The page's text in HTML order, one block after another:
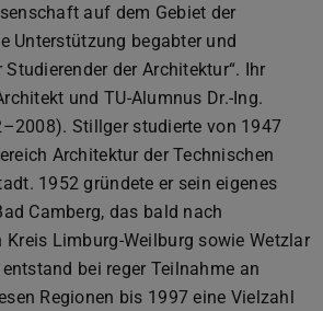
auf dem Gebiet der
Unterstützung begabter und
der Architektur“. Ihr
und TU-Alumnus Dr.-Ing.
Stillger studierte von 1947
Architektur der Technischen
1952 gründete er sein eigenes
Camberg, das bald nach
Kreis Limburg-Weilburg sowie Wetzlar
bei reger Teilnahme an
Regionen bis 1997 eine Vielzahl